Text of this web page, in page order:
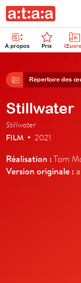
À propos Prix
Répertoire des
Stillwater
Stillwater
FILM • 2021
Réalisation :Tom
Version originale :